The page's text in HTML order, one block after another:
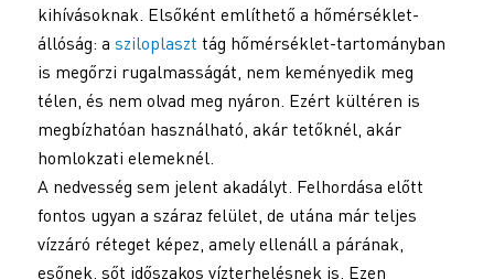
kihívásoknak. Elsőként említhető a hőmérséklet-
állóság: a sziloplaszt tág hőmérséklet-tartományban
is megőrzi rugalmasságát, nem keményedik meg
télen, és nem olvad meg nyáron. Ezért kültéren is
megbízhatóan használható, akár tetőknél, akár
homlokzati elemeknél.
A nedvesség sem jelent akadályt. Felhordása előtt
fontos ugyan a száraz felület, de utána már teljes
vízzáró réteget képez, amely ellenáll a párának,
esőnek, sőt időszakos vízterhelésnek is. Ezen